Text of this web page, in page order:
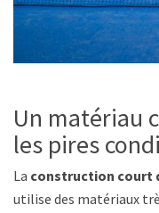
Un matériau
les pires
La construction court
utilise des matériaux